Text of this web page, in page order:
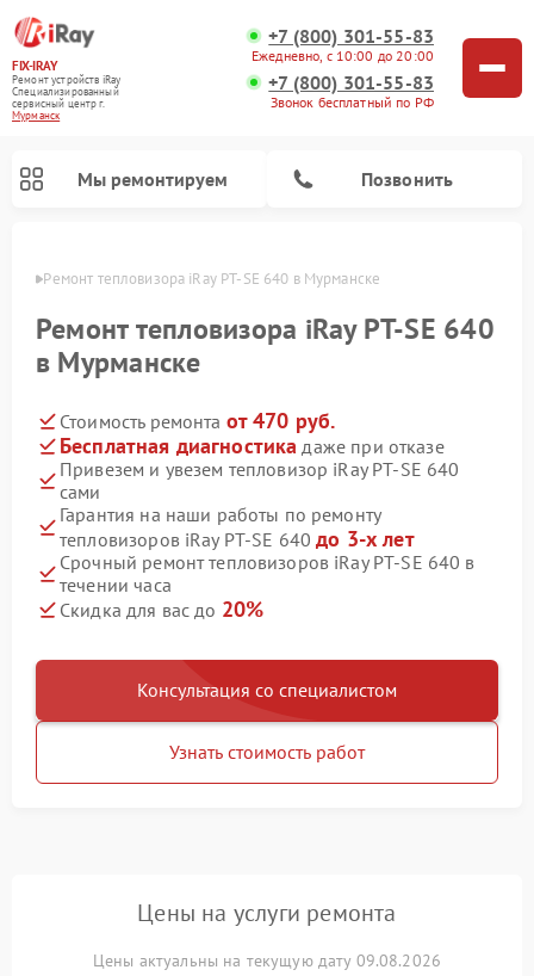
FIX-IRAY
Ремонт устройств iRay
Специализированный
cервисный центр г.
Мурманск
+7 (800) 301-55-83
Ежедневно, с 10:00 до 20:00
+7 (800) 301-55-83
Звонок бесплатный по РФ
Мы ремонтируем Позвонить
Ремонт тепловизора iRay PT-SE 640 в Мурманске
Ремонт тепловизора iRay PT-SE 640
в Мурманске
Стоимость ремонта от 470 руб.
Бесплатная диагностика даже при отказе
Привезем и увезем тепловизор iRay PT-SE 640
сами
Гарантия на наши работы по ремонту
тепловизоров iRay PT-SE 640до 3-х лет
Срочный ремонт тепловизоров iRay PT-SE 640 в
течении часа
Скидка для вас до 20%
Консультация со специалистом
Узнать стоимость работ
Цены на услуги ремонта
Цены актуальны на текущую дату 09.08.2026